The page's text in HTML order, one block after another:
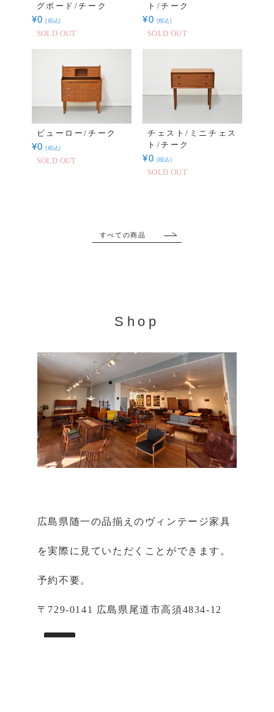
SOLD OUT
グボード/チーク
¥0 (税込)
SOLD OUT
ト/チーク
¥0 (税込)
SOLD OUT
ビューロー/チーク
¥0 (税込)
SOLD OUT
チェスト/ミニチェス
ト/チーク
¥0 (税込)
すべての商品
Shop
広島県随一の品揃えのヴィンテージ家具
を実際に見ていただくことができます。
予約不要。
〒729-0141 広島県尾道市高須4834-12
> Map